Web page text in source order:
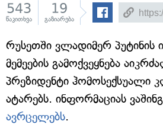
543
წაკითხვა
19
გაზიარება
რუსეთში ვლადიმერ პუტინის
მემეების გამოქვეყნება
პრეზიდენტი ჰომოსექსუალი
ატარებს. ინფორმაციას
ავრცელებს.